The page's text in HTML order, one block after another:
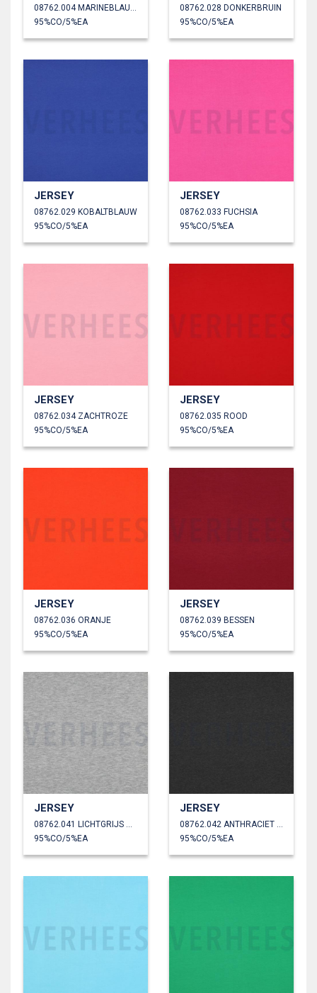
08762.004 MARINEBLAUW
95%CO/5%EA
08762.028 DONKERBRUIN
95%CO/5%EA
JERSEY
08762.029 KOBALTBLAUW
95%CO/5%EA
JERSEY
08762.033 FUCHSIA
95%CO/5%EA
JERSEY
08762.034 ZACHTROZE
95%CO/5%EA
JERSEY
08762.035 ROOD
95%CO/5%EA
JERSEY
08762.036 ORANJE
95%CO/5%EA
JERSEY
08762.039 BESSEN
95%CO/5%EA
JERSEY
08762.041 LICHTGRIJS GEMÊLEERD
95%CO/5%EA
JERSEY
08762.042 ANTHRACIET GEMÊLEERD
95%CO/5%EA